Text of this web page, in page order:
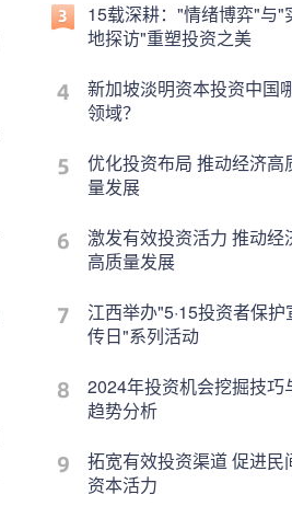
15载深耕："情绪博弈"与"
地探访"重塑投资之美
新加坡淡明资本投资中国
领域？
优化投资布局 推动经济高
量发展
激发有效投资活力 推动经
高质量发展
江西举办"5·15投资者保护
传日"系列活动
2024年投资机会挖掘技巧
趋势分析
拓宽有效投资渠道 促进民
资本活力